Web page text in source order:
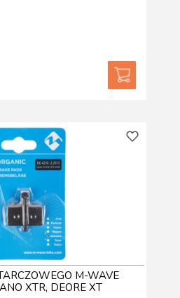
M-WAVE
XTR, DEORE XT